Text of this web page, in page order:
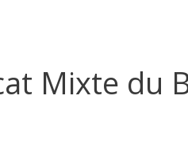
Mixte du